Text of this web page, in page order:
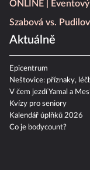
ONLINE
Szabová vs.
Aktuálně
Epicentrum
Neštovice: příznaky,
V čem jezdí Yamal a
Kvízy pro seniory
Kalendář úplňků 2026
Co je bodycount?